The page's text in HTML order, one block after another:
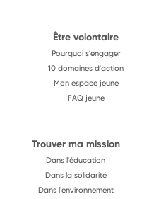
Être volontaire
Pourquoi s'engager
10 domaines d'action
Mon espace jeune
FAQ jeune
Trouver ma mission
Dans l'éducation
Dans la solidarité
Dans l'environnement